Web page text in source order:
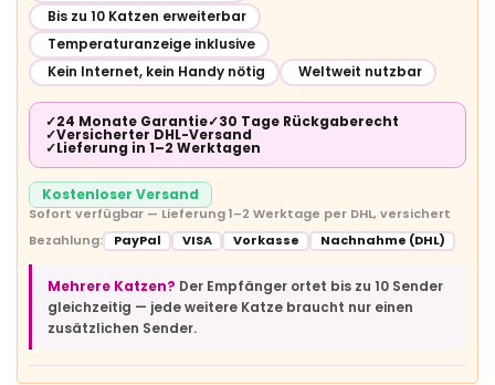
Bis zu 10 Katzen erweiterbar
Temperaturanzeige inklusive
Kein Internet, kein Handy nötig
Weltweit nutzbar
✓24 Monate Garantie✓30 Tage Rückgaberecht
✓Versicherter DHL-Versand
✓Lieferung in 1–2 Werktagen
Kostenloser Versand
Sofort verfügbar — Lieferung 1–2 Werktage per DHL, versichert
Bezahlung:
PayPal VISA Vorkasse Nachnahme (DHL)
Mehrere Katzen? Der Empfänger ortet bis zu 10 Sender
gleichzeitig — jede weitere Katze braucht nur einen
zusätzlichen Sender.